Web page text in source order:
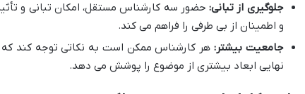
جلوگیری از تبانی:حضور سه کارشناس مستقل، امکان تبانی و
و اطمینان از بی طرفی را فراهم می کند.
جامعیت بیشتر: هر کارشناس ممکن است به نکاتی توجه کند
نهایی ابعاد بیشتری از موضوع را پوشش می دهد.